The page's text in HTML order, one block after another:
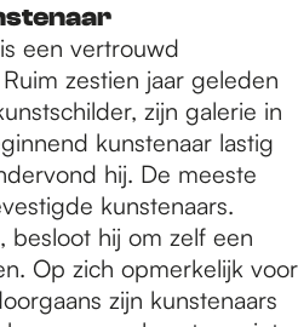
g
e
een vertrouwd
zestien jaar geleden
zijn galerie in
kunstenaar lastig
hij. De meeste
kunstenaars.
besloot hij om zelf een
Op zich opmerkelijk voor
zijn kunstenaars